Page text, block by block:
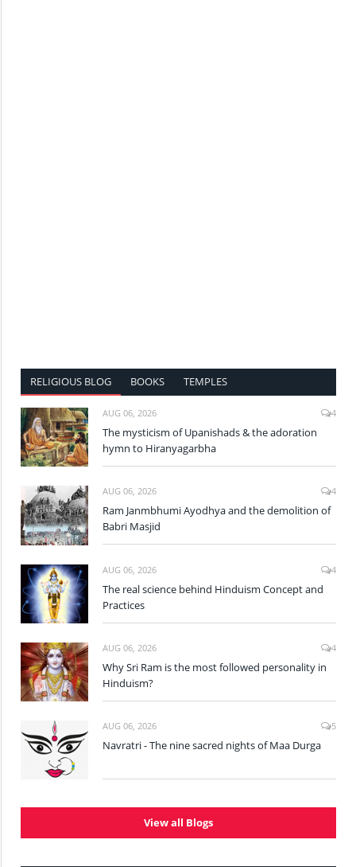
RELIGIOUS BLOG BOOKS TEMPLES
AUG 06, 2026 4
The mysticism of Upanishads & the adoration
hymn to Hiranyagarbha
AUG 06, 2026 4
Ram Janmbhumi Ayodhya and the demolition of
Babri Masjid
AUG 06, 2026 4
The real science behind Hinduism Concept and
Practices
AUG 06, 2026 4
Why Sri Ram is the most followed personality in
Hinduism?
AUG 06, 2026 5
Navratri - The nine sacred nights of Maa Durga
View all Blogs